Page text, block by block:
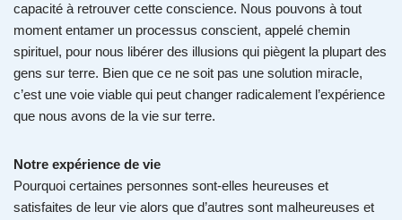
capacité à retrouver cette conscience. Nous pouvons à tout
moment entamer un processus conscient, appelé chemin
spirituel, pour nous libérer des illusions qui piègent la plupart des
gens sur terre. Bien que ce ne soit pas une solution miracle,
c’est une voie viable qui peut changer radicalement l’expérience
que nous avons de la vie sur terre.
Notre expérience de vie
Pourquoi certaines personnes sont-elles heureuses et
satisfaites de leur vie alors que d’autres sont malheureuses et